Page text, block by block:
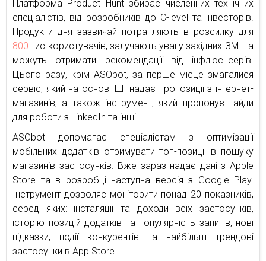
Платформа Product Hunt збирає численних технічних
спеціалістів, від розробників до C-level та інвесторів.
Продукти дня зазвичай потрапляють в розсилку для
800 тис користувачів, залучають увагу західних ЗМІ та
можуть отримати рекомендації від інфлюєнсерів.
Цього разу, крім ASObot, за перше місце змагалися
сервіс, який на основі ШІ надає пропозиції з інтернет-
магазинів, а також інструмент, який пропонує гайди
для роботи з LinkedIn та інші.
ASObot допомагає спеціалістам з оптимізації
мобільних додатків отримувати топ-позиції в пошуку
магазинів застосунків. Вже зараз надає дані з Apple
Store та в розробці наступна версія з Google Play.
Інструмент дозволяє моніторити понад 20 показників,
серед яких: інсталяції та доходи всіх застосунків,
історію позицій додатків та популярність запитів, нові
підказки, події конкурентів та найбільш трендові
застосунки в App Store.